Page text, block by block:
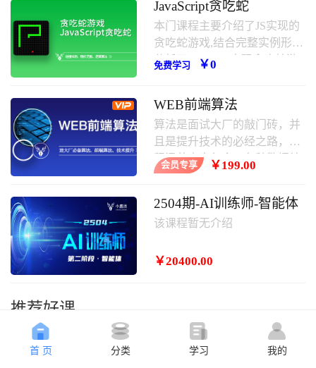
JavaScript贪吃蛇
本门课程主要介绍了JS实现的
贪吃蛇游戏,结合完整实例形式
分析了javascript实现贪吃蛇游
下。
免费学习 ￥0
WEB前端算法
算法是面试大厂的敲门砖，并
且是提升技术的必经之路，课
程涵盖内容包含：各种数据结
构，常用算法，其中涵盖大厂
会员专享 ￥199.00
2504期-AI训练师-智能体
该课程暂无介绍
￥20400.00
推荐好课
首 页 分类 学习 我的